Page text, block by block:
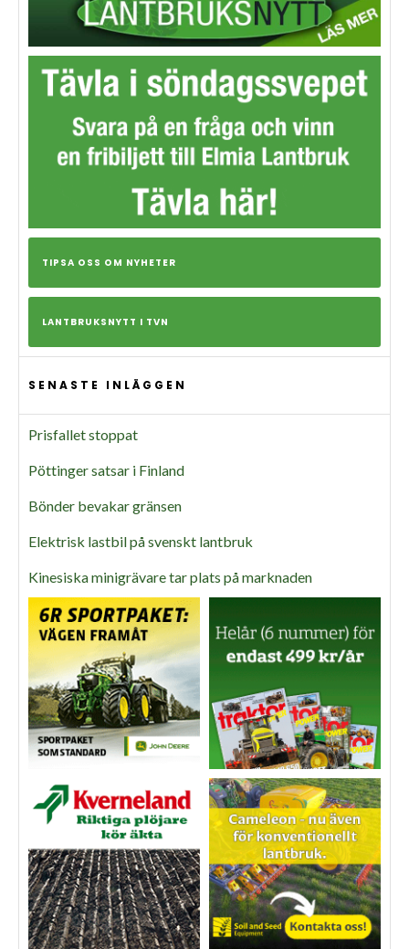
TIPSA OSS OM NYHETER
LANTBRUKSNYTT I TVN
SENASTE INLÄGGEN
Prisfallet stoppat
Pöttinger satsar i Finland
Bönder bevakar gränsen
Elektrisk lastbil på svenskt lantbruk
Kinesiska minigrävare tar plats på marknaden